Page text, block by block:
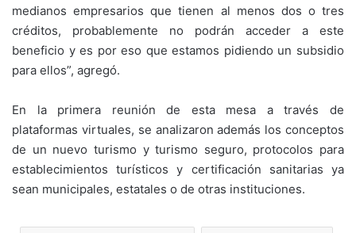
medianos empresarios que tienen al menos dos o tres
créditos, probablemente no podrán acceder a este
beneficio y es por eso que estamos pidiendo un subsidio
para ellos”, agregó.
En la primera reunión de esta mesa a través de
plataformas virtuales, se analizaron además los conceptos
de un nuevo turismo y turismo seguro, protocolos para
establecimientos turísticos y certificación sanitarias ya
sean municipales, estatales o de otras instituciones.